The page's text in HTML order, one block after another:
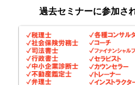
過去セミナーに参加さ